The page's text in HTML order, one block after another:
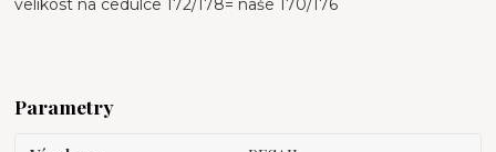
velikost na cedulce 172/178= naše 170/176
Parametry